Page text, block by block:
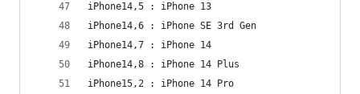
iPhone14,5 : iPhone 13
iPhone14,6 : iPhone SE 3rd Gen
iPhone14,7 : iPhone 14
iPhone14,8 : iPhone 14 Plus
iPhone15,2 : iPhone 14 Pro